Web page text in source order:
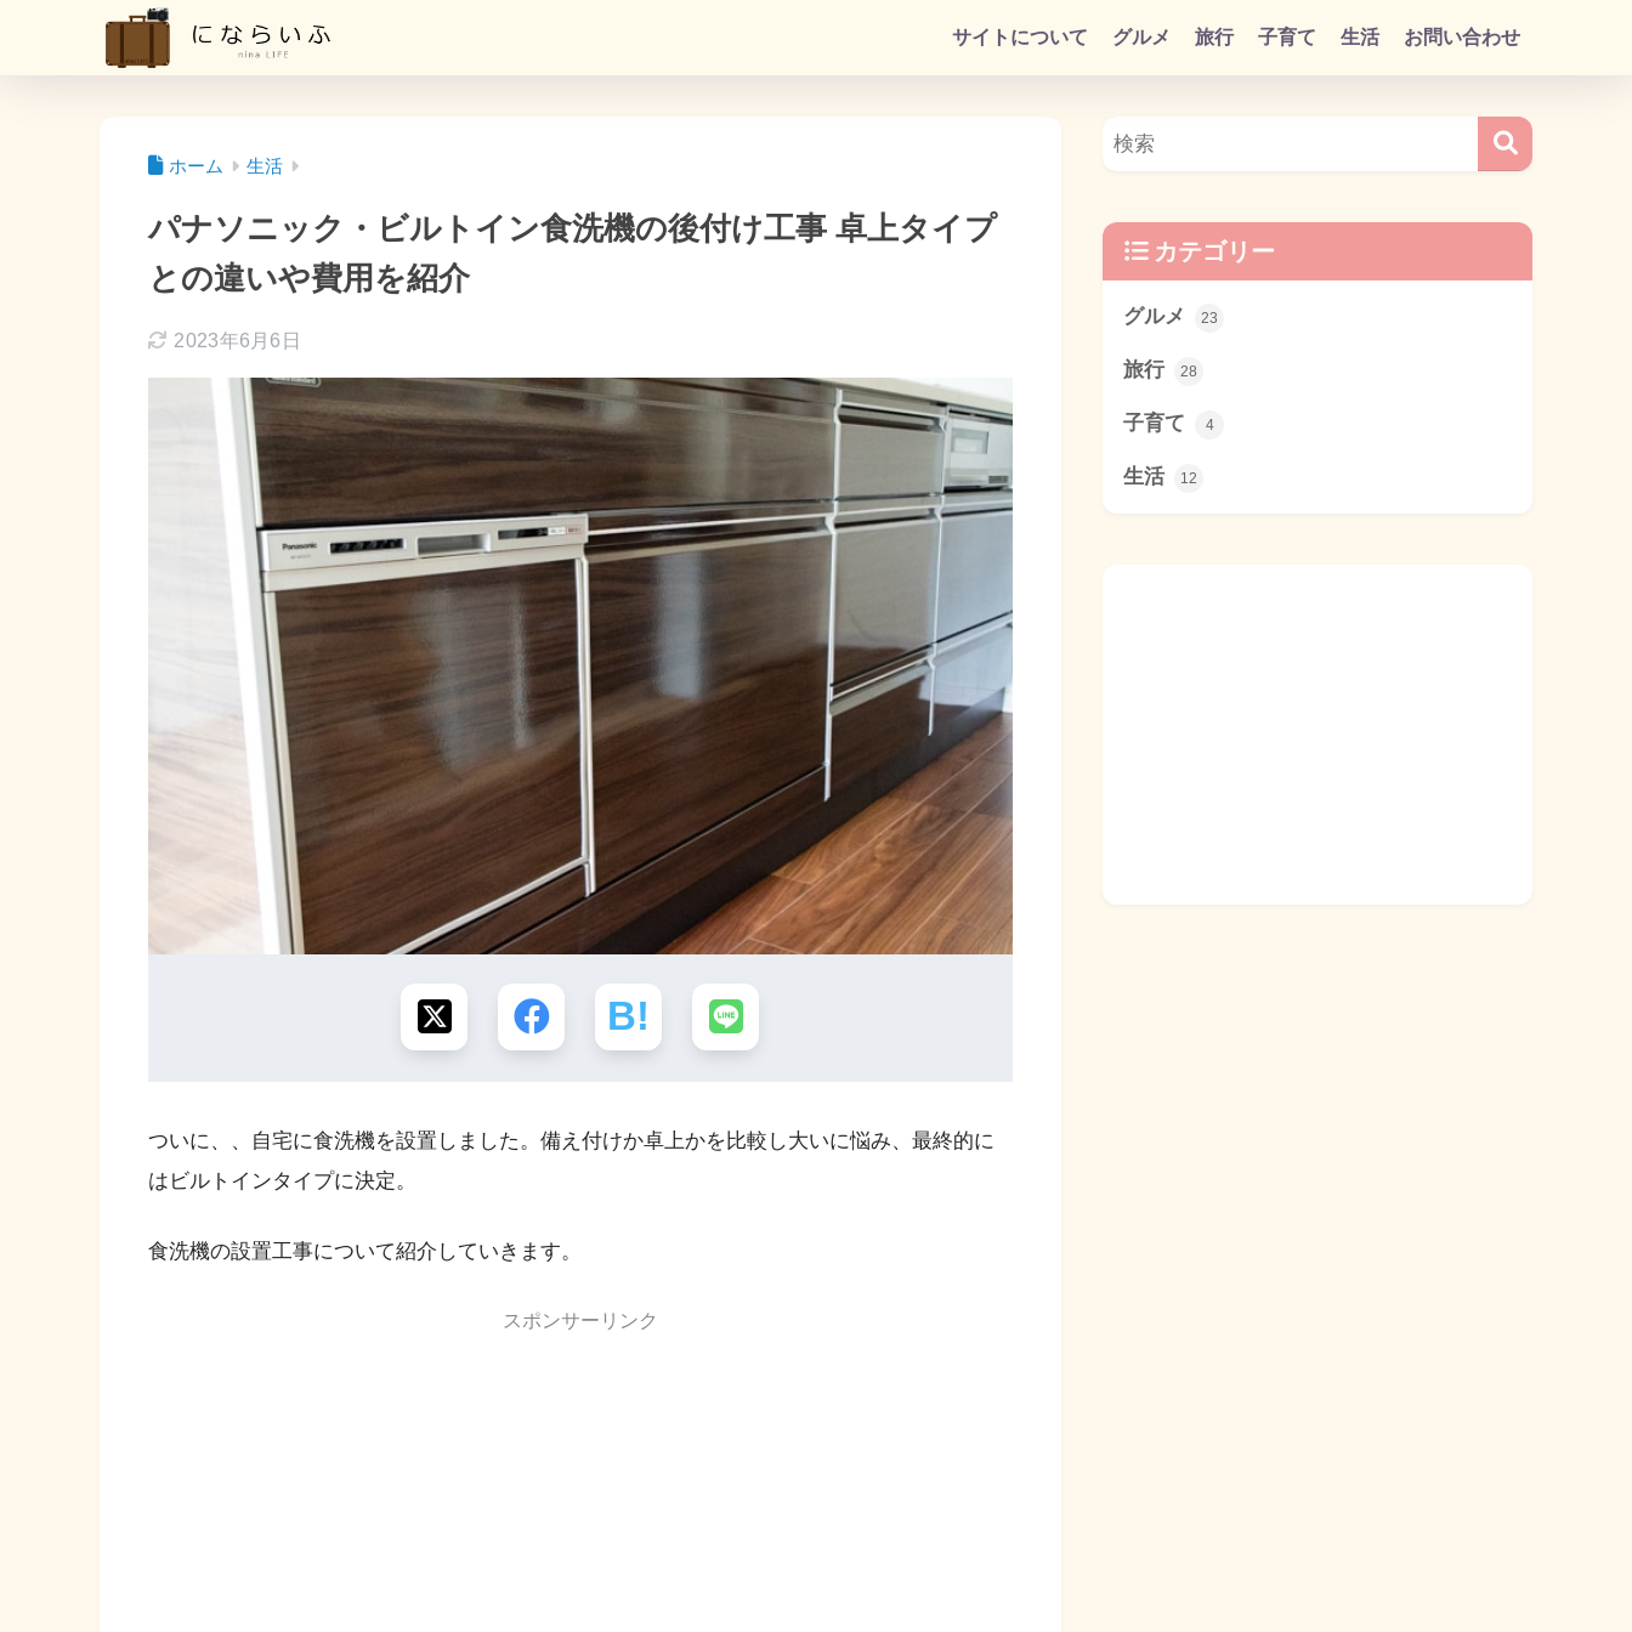
サイトについて グルメ 旅行 子育て 生活 お問い合わせ
ホーム 生活
パナソニック・ビルトイン食洗機の後付け工事 卓上タイプ
との違いや費用を紹介
2023年6月6日
ついに、、自宅に食洗機を設置しました。備え付けか卓上かを比較し大いに悩み、最終的に
はビルトインタイプに決定。
食洗機の設置工事について紹介していきます。
スポンサーリンク
カテゴリー
グルメ 23
旅行 28
子育て 4
生活 12